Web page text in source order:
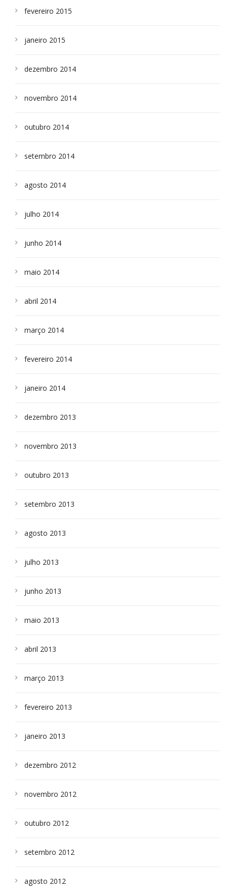
fevereiro 2015
janeiro 2015
dezembro 2014
novembro 2014
outubro 2014
setembro 2014
agosto 2014
julho 2014
junho 2014
maio 2014
abril 2014
março 2014
fevereiro 2014
janeiro 2014
dezembro 2013
novembro 2013
outubro 2013
setembro 2013
agosto 2013
julho 2013
junho 2013
maio 2013
abril 2013
março 2013
fevereiro 2013
janeiro 2013
dezembro 2012
novembro 2012
outubro 2012
setembro 2012
agosto 2012